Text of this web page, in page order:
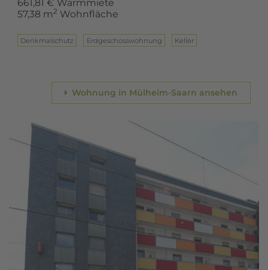
661,81 € Warmmiete
57,38 m2 Wohnfläche
Denkmalschutz Erd­ge­schoss­woh­nung Keller
Wohnung in Mülheim-Saarn ansehen